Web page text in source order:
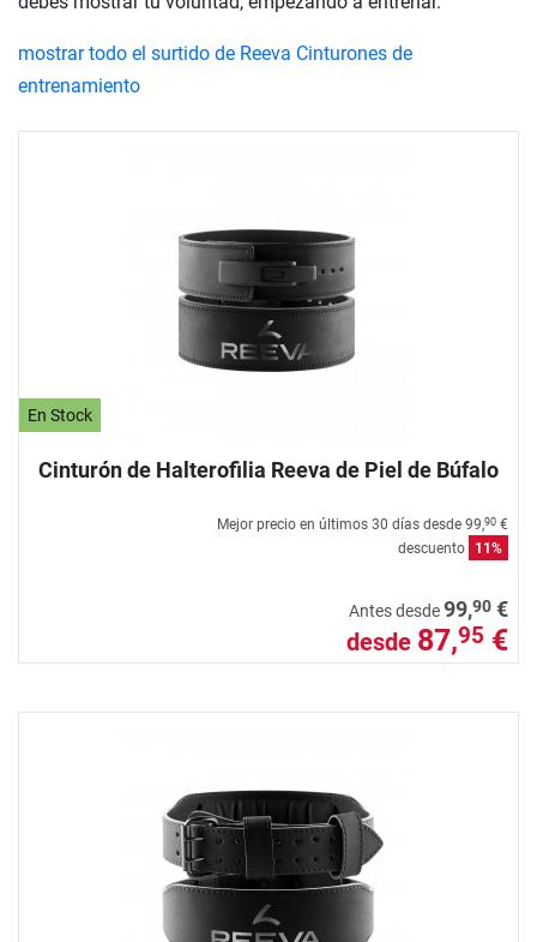
En Stock
Cinturón de Halterofilia Reeva de Piel de Búfalo
Mejor precio en últimos 30 días desde 99,90 €
descuento
11%
Antes desde99,90 €
desde 87,95 €
mostrar todo el surtido de Reeva Cinturones de
entrenamiento